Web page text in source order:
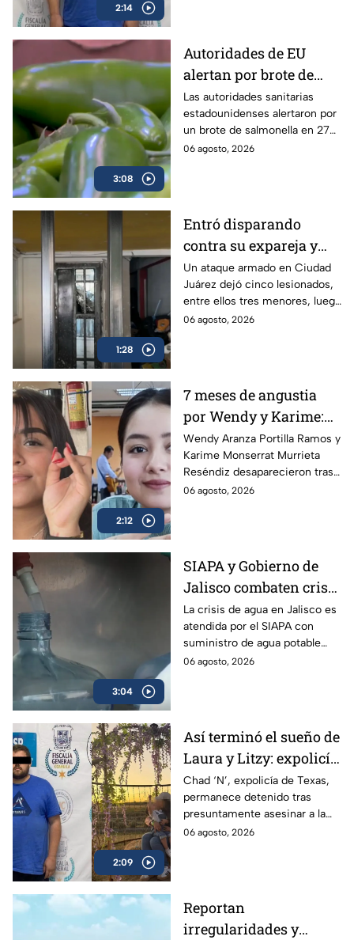
2:14
3:08
Autoridades de EU
alertan por brote de
Salmonella en cultivos
de jalapeño en México
Las autoridades sanitarias
estadounidenses alertaron por
un brote de salmonella en 27
estados vinculados a el chile
06 agosto, 2026
1:28
Entró disparando
contra su expareja y
sus hijos: Ataque
armado conmociona a
Ciudad Juárez
Un ataque armado en Ciudad
Juárez dejó cinco lesionados,
entre ellos tres menores, luego
de que un exesposo
06 agosto, 2026
2:12
7 meses de angustia
por Wendy y Karime:
desaparecieron tras
acudir a funeral de
reportero en Veracruz
Wendy Aranza Portilla Ramos y
Karime Monserrat Murrieta
Reséndiz desaparecieron tras
asistir al funeral del reportero
06 agosto, 2026
3:04
SIAPA y Gobierno de
Jalisco combaten crisis
de agua y llevan
suministro potable
gratuito a colonias
afectadas
La crisis de agua en Jalisco es
atendida por el SIAPA con
suministro de agua potable
gratuito, nuevas obras de
06 agosto, 2026
2:09
Así terminó el sueño de
Laura y Litzy: expolicía
de Texas permanece
detenido por
multihomicidio en
Saltillo
Chad ‘N’, expolicía de Texas,
permanece detenido tras
presuntamente asesinar a la
familia de su expareja en
06 agosto, 2026
Reportan
irregularidades y